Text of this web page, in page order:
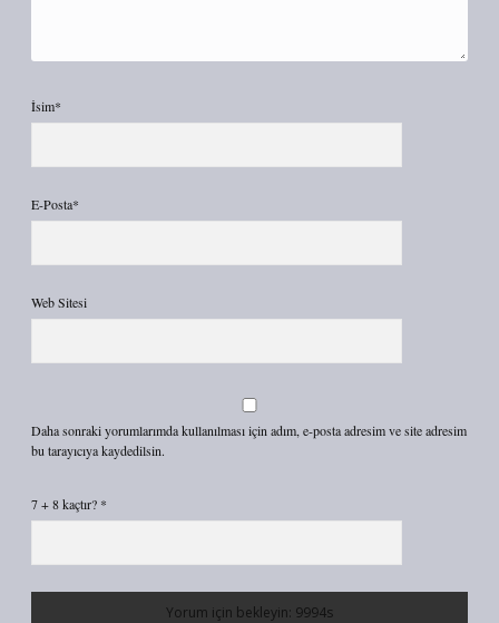
İsim*
E-Posta*
Web Sitesi
Daha sonraki yorumlarımda kullanılması için adım, e-posta adresim ve site adresim
bu tarayıcıya kaydedilsin.
7 + 8 kaçtır? *